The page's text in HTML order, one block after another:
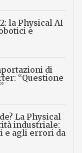
la Physical AI
e
di
“Questione
La Physical
industriale:
e agli errori da